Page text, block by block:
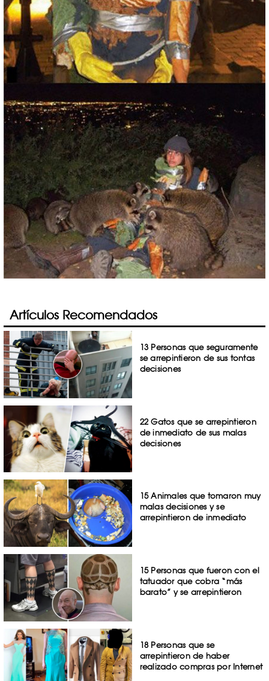
Artículos Recomendados
13 Personas que seguramente
se arrepintieron de sus tontas
decisiones
22 Gatos que se arrepintieron
de inmediato de sus malas
decisiones
15 Animales que tomaron muy
malas decisiones y se
arrepintieron de inmediato
15 Personas que fueron con el
tatuador que cobra “más
barato” y se arrepintieron
18 Personas que se
arrepintieron de haber
realizado compras por Internet